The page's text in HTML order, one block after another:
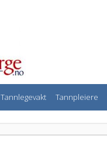
Tannlegevakt Tannpleiere